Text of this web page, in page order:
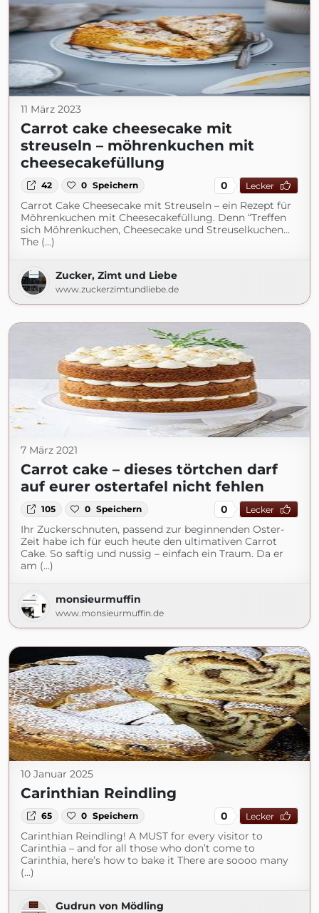
11 März 2023
Carrot cake cheesecake mit
streuseln – möhrenkuchen mit
cheesecakefüllung
42 0 Speichern 0 Lecker
Carrot Cake Cheesecake mit Streuseln – ein Rezept für
Möhrenkuchen mit Cheesecakefüllung. Denn “Treffen
sich Möhrenkuchen, Cheesecake und Streuselkuchen…
The (...)
Zucker, Zimt und Liebe
www.zuckerzimtundliebe.de
7 März 2021
Carrot cake – dieses törtchen darf
auf eurer ostertafel nicht fehlen
105 0 Speichern 0 Lecker
Ihr Zuckerschnuten, passend zur beginnenden Oster-
Zeit habe ich für euch heute den ultimativen Carrot
Cake. So saftig und nussig – einfach ein Traum. Da er
am (...)
monsieurmuffin
www.monsieurmuffin.de
10 Januar 2025
Carinthian Reindling
65 0 Speichern 0 Lecker
Carinthian Reindling! A MUST for every visitor to
Carinthia – and for all those who don’t come to
Carinthia, here’s how to bake it There are soooo many
(...)
Gudrun von Mödling